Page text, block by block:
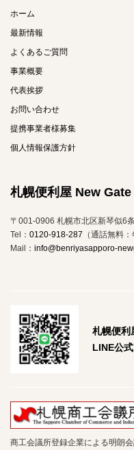
ホーム
最新情報
よくあるご質問
事業概要
代表挨拶
お問い合わせ
提携事業者様募集
個人情報保護方針
札幌便利屋 New Gate
〒001-0906 札幌市北区新琴似6
Tel： 0120-918-287 （通話無料
Mail： info@benriyasapporo-
札幌便利
LINE公
商工会議所登録企業による明朗会